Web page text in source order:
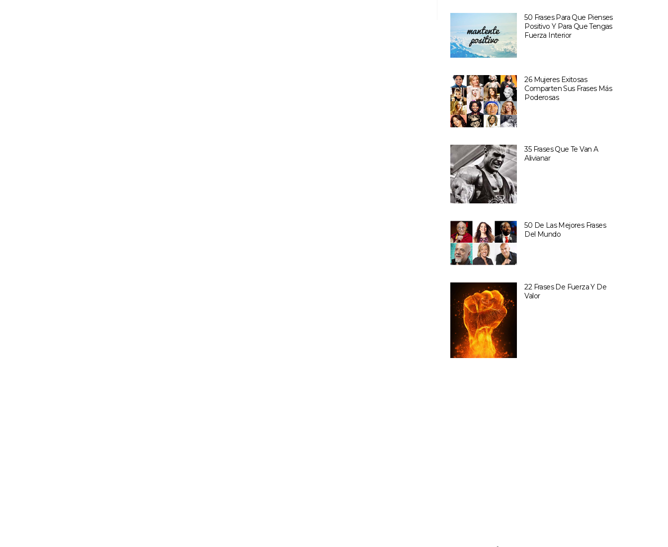
50 Frases Para Que Pienses
Positivo Y Para Que Tengas
Fuerza Interior
26 Mujeres Exitosas
Comparten Sus Frases Más
Poderosas
35 Frases Que Te Van A
Alivianar
50 De Las Mejores Frases
Del Mundo
22 Frases De Fuerza Y De
Valor